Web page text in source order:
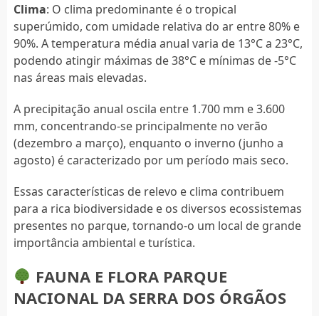
Clima: O clima predominante é o tropical
superúmido, com umidade relativa do ar entre 80% e
90%. A temperatura média anual varia de 13°C a 23°C,
podendo atingir máximas de 38°C e mínimas de -5°C
nas áreas mais elevadas.
A precipitação anual oscila entre 1.700 mm e 3.600
mm, concentrando-se principalmente no verão
(dezembro a março), enquanto o inverno (junho a
agosto) é caracterizado por um período mais seco.
Essas características de relevo e clima contribuem
para a rica biodiversidade e os diversos ecossistemas
presentes no parque, tornando-o um local de grande
importância ambiental e turística.
FAUNA E FLORA PARQUE
NACIONAL DA SERRA DOS ÓRGÃOS